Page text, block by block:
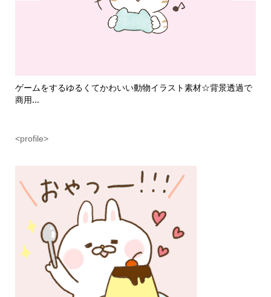
ゲームをするゆるくてかわいい動物イラスト素材☆背景透過で
商用...
<profile>